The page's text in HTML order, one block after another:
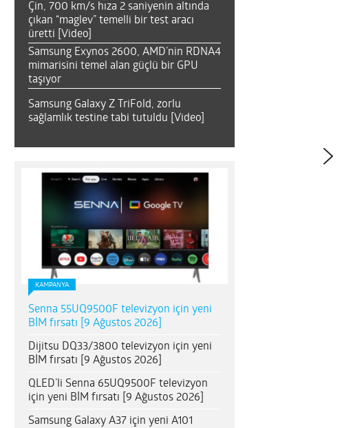
Çin, 700 km/s hıza 2 saniyenin altında
çıkan “maglev” temelli bir test aracı
üretti [Video]
Samsung Exynos 2600, AMD’nin RDNA4
mimarisini temel alan güçlü bir GPU
taşıyor
Samsung Galaxy Z TriFold, zorlu
sağlamlık testine tabi tutuldu [Video]
KAMPANYA
Senna 55UQ9500F televizyon için yeni
BİM fırsatı [9 Ağustos 2026]
Dijitsu DQ33/3800 televizyon için yeni
BİM fırsatı [9 Ağustos 2026]
QLED’li Senna 65UQ9500F televizyon
için yeni BİM fırsatı [9 Ağustos 2026]
Samsung Galaxy A37 için yeni A101